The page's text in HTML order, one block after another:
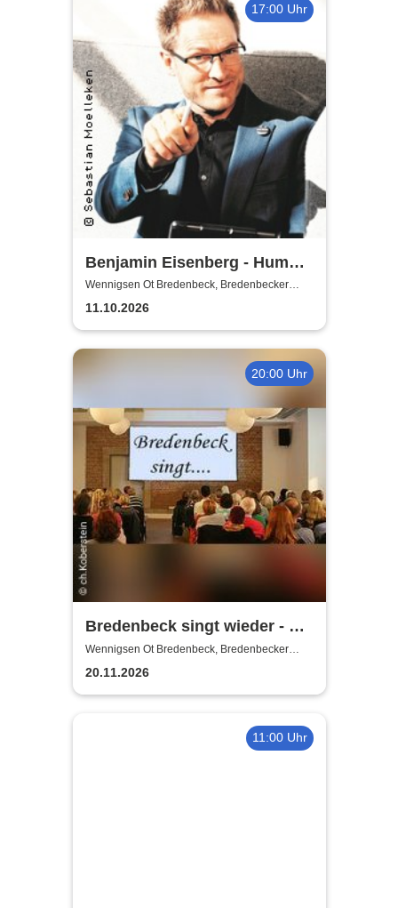
17:00 Uhr
Benjamin Eisenberg - Humor-
Offensive
Wennigsen Ot Bredenbeck, Bredenbecker
Scheune
11.10.2026
20:00 Uhr
Bredenbeck singt wieder - mit
Joachim Buthe
Wennigsen Ot Bredenbeck, Bredenbecker
Scheune
20.11.2026
11:00 Uhr